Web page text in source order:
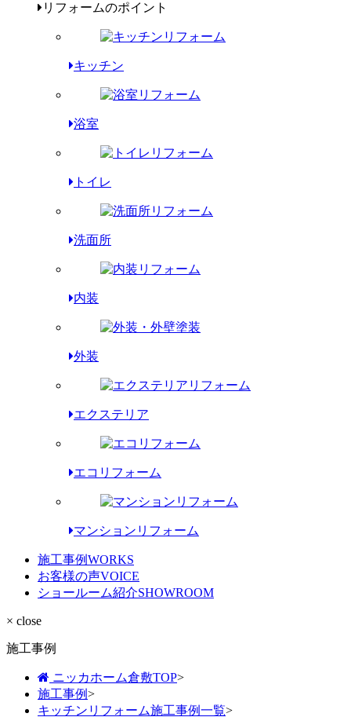
リフォームのポイント
キッチン
浴室
トイレ
洗面所
内装
外装
エクステリア
エコリフォーム
マンションリフォーム
施工事例WORKS
お客様の声VOICE
ショールーム紹介SHOWROOM
× close
施工事例
ニッカホーム倉敷TOP>
施工事例>
キッチンリフォーム施工事例一覧>